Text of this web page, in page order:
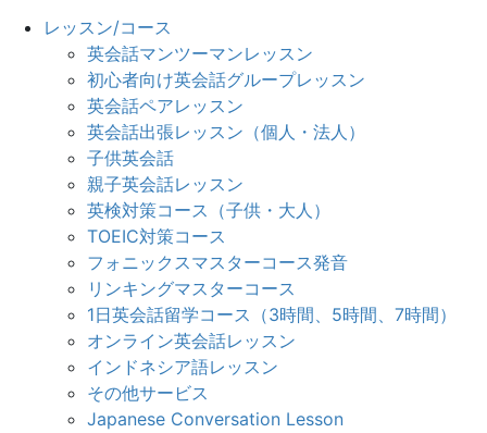
レッスン/コース
英会話マンツーマンレッスン
初心者向け英会話グループレッスン
英会話ペアレッスン
英会話出張レッスン（個人・法人）
子供英会話
親子英会話レッスン
英検対策コース（子供・大人）
TOEIC対策コース
フォニックスマスターコース発音
リンキングマスターコース
1日英会話留学コース（3時間、5時間、7時間）
オンライン英会話レッスン
インドネシア語レッスン
その他サービス
Japanese Conversation Lesson